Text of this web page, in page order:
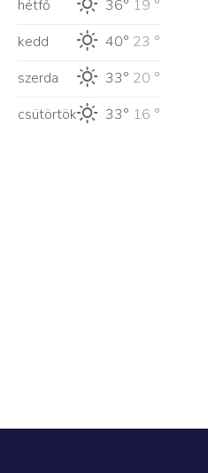
hétfő 36° 19 °
kedd
40° 23 °
szerda
33° 20 °
csütörtök
33° 16 °